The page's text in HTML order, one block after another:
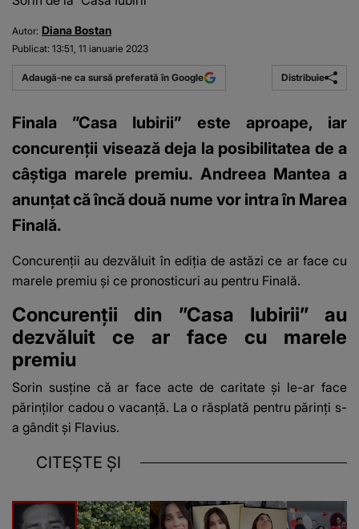
Autor: Diana Bostan
Publicat: 13:51, 11 ianuarie 2023
Adaugă-ne ca sursă preferată în Google Distribuie
Finala ”Casa Iubirii” este aproape, iar
concurenții visează deja la posibilitatea de a
câștiga marele premiu. Andreea Mantea a
anunțat că încă două nume vor intra în Marea
Finală.
Concurenții au dezvăluit în ediția de astăzi ce ar face cu
marele premiu și ce pronosticuri au pentru Finală.
Concurenții din ”Casa Iubirii” au
dezvăluit ce ar face cu marele
premiu
Sorin susține că ar face acte de caritate și le-ar face
părinților cadou o vacanță. La o răsplată pentru părinți s-
a gândit și Flavius.
CITEȘTE ȘI